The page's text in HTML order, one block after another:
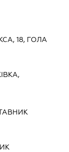
18, ГОЛА